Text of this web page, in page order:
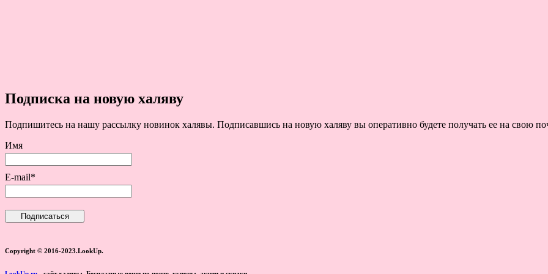
Подписка на новую халяву
Подпишитесь на нашу рассылку новинок халявы. Подписавшись на новую халяву вы оперативно будете получать ее на свою
Имя
E-mail*
Copyright © 2016-2023.LookUp.